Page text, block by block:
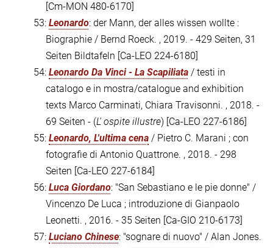
[Cm-MON 480-6170]
53: Leonardo: der Mann, der alles wissen wollte :
Biographie / Bernd Roeck. , 2019. - 429 Seiten, 31
Seiten Bildtafeln [Ca-LEO 224-6180]
54: Leonardo Da Vinci - La Scapiliata / testi in
catalogo e in mostra/catalogue and exhibition
texts Marco Carminati, Chiara Travisonni. , 2018. -
69 Seiten - (L' ospite illustre) [Ca-LEO 227-6186]
55: Leonardo, L'ultima cena / Pietro C. Marani ; con
fotografie di Antonio Quattrone. , 2018. - 298
Seiten [Ca-LEO 227-6184]
56: Luca Giordano: "San Sebastiano e le pie donne" /
Vincenzo De Luca ; introduzione di Gianpaolo
Leonetti. , 2016. - 35 Seiten [Ca-GIO 210-6173]
57: Luciano Chinese: "sognare di nuovo" / Alan Jones.